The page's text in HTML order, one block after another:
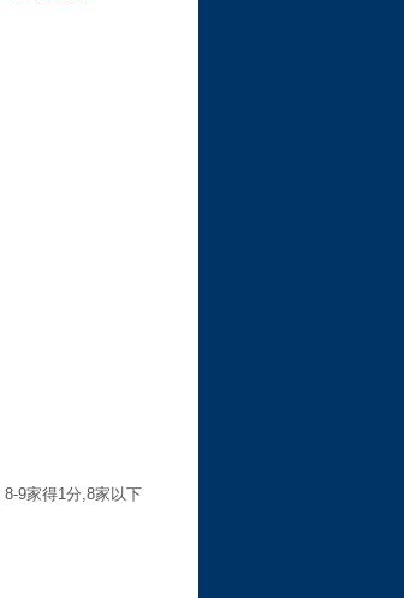
8-9家得1分,8家以下